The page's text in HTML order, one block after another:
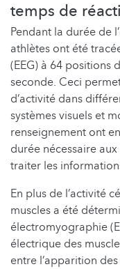
temps de
Pendant la durée de
athlètes ont été
(EEG) à 64 positions
seconde. Ceci
d’activité dans
systèmes visuels et
renseignement ont
durée nécessaire
traiter les
En plus de l’activité
muscles a été
électromyographie
électrique des
entre l’apparition